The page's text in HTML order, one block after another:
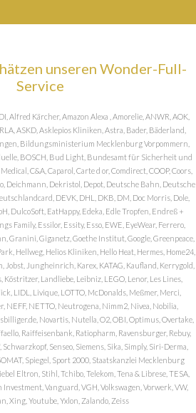
unseren Wonder-Full-
Service
Alfred Kärcher, Amazon Alexa , Amorelie, ANWR, AOK,
ASKD, Asklepios Kliniken, Astra, Bader, Bäderland,
Bildungsministerium Mecklenburg Vorpommern,
BOSCH, Bud Light, Bundesamt für Sicherheit und
C&A, Caparol, Carte d or, Comdirect, COOP, Coors,
Deichmann, Dekristol, Depot, Deutsche Bahn, Deutsche
DEVK, DHL, DKB, DM, Doc Morris, Dole,
DulcoSoft, EatHappy, Edeka, Edle Tropfen, Endreß +
Family, Essilor, Essity, Esso, EWE, EyeWear, Ferrero,
Granini, Giganetz, Goethe Institut, Google, Greenpeace,
Hellweg, Helios Kliniken, Hello Heat, Hermes, Home24,
Jobst, Jungheinrich, Karex, KATAG, Kaufland, Kerrygold,
Landliebe, Leibniz, LEGO, Lenor, Les Lines,
LIDL, Livique, LOTTO, McDonalds, Meßmer, Merci,
NEFF, NETTO, Neutrogena, Nimm2, Nivea, Nobilia,
Novartis, Nutella, O2, OBI, Optimus, Overtake,
Raiffeisenbank, Ratiopharm, Ravensburger, Rebuy,
Senseo, Siemens, Sika, Simply, Siri-Derma,
Spiegel, Sport 2000, Staatskanzlei Mecklenburg
Eltron, Stihl, Tchibo, Telekom, Tena & Librese, TESA,
Vanguard, VGH, Volkswagen, Vorwerk, VW,
Xing, Youtube, Yxlon, Zalando, Zeiss